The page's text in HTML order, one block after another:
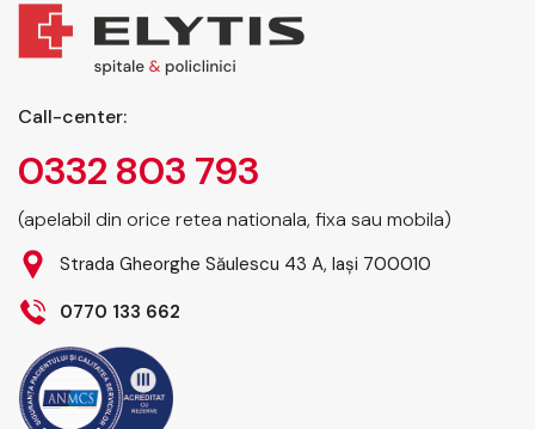
Call-center:
0332 803 793
(apelabil din orice retea nationala, fixa sau mobila)
Strada Gheorghe Săulescu 43 A, Iași 700010
0770 133 662